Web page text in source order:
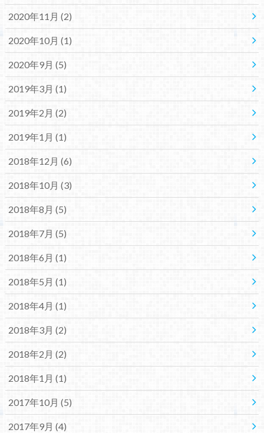
2020年11月 (2)
2020年10月 (1)
2020年9月 (5)
2019年3月 (1)
2019年2月 (2)
2019年1月 (1)
2018年12月 (6)
2018年10月 (3)
2018年8月 (5)
2018年7月 (5)
2018年6月 (1)
2018年5月 (1)
2018年4月 (1)
2018年3月 (2)
2018年2月 (2)
2018年1月 (1)
2017年10月 (5)
2017年9月 (4)